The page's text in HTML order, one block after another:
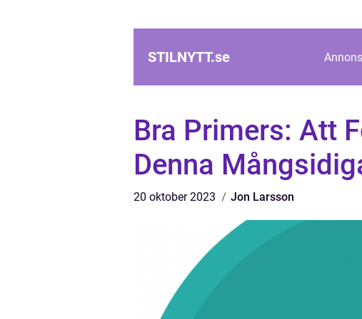
STILNYTT.se
Bra Primers: Att
Denna
20 oktober 2023 Jon Larsson